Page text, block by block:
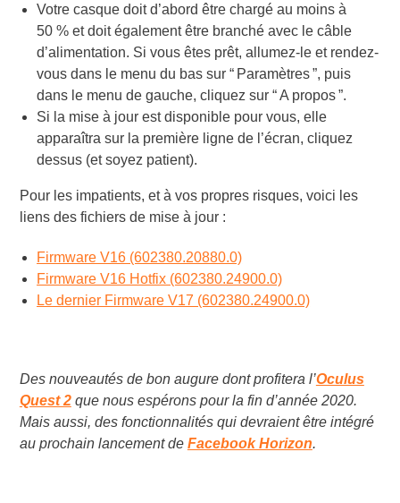
Votre casque doit d’abord être chargé au moins à
50 % et doit également être branché avec le câble
d’alimentation. Si vous êtes prêt, allumez-le et rendez-
vous dans le menu du bas sur “ Paramètres ”, puis
dans le menu de gauche, cliquez sur “ A propos ”.
Si la mise à jour est disponible pour vous, elle
apparaîtra sur la première ligne de l’écran, cliquez
dessus (et soyez patient).
Pour les impatients, et à vos propres risques, voici les
liens des fichiers de mise à jour :
Firmware V16 (602380.20880.0)
Firmware V16 Hotfix (602380.24900.0)
Le dernier Firmware V17 (602380.24900.0)
Des nouveautés de bon augure dont profitera l’Oculus
Quest 2que nous espérons pour la fin d’année 2020.
Mais aussi, des fonctionnalités qui devraient être intégré
au prochain lancement de Facebook Horizon.